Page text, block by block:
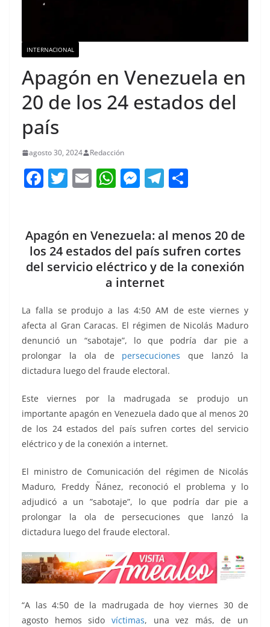
INTERNACIONAL
Apagón en Venezuela en
20 de los 24 estados del
país
agosto 30, 2024 Redacción
F
e
b
o
k
T
er
E
l
W
s
A
p
p
M
e
n
g
er
T
gr
a
m
p
ar
tir
Apagón en Venezuela: al menos 20 de
los 24 estados del país sufren cortes
del servicio eléctrico y de la conexión
a internet
La falla se produjo a las 4:50 AM de este viernes y
afecta al Gran Caracas. El régimen de Nicolás Maduro
denunció un “sabotaje”, lo que podría dar pie a
prolongar la ola de persecuciones que lanzó la
dictadura luego del fraude electoral.
Este viernes por la madrugada se produjo un
importante apagón en Venezuela dado que al menos 20
de los 24 estados del país sufren cortes del servicio
eléctrico y de la conexión a internet.
El ministro de Comunicación del régimen de Nicolás
Maduro, Freddy Ñánez, reconoció el problema y lo
adjudicó a un ”sabotaje”, lo que podría dar pie a
prolongar la ola de persecuciones que lanzó la
dictadura luego del fraude electoral.
“A las 4:50 de la madrugada de hoy viernes 30 de
agosto hemos sido víctimas, una vez más, de un